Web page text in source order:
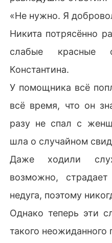
«Не нужно. Я
Никита потрясённо
слабые красные
Константина.
У помощника всё
всё время, что он
разу не спал с
шла о случайном
Даже ходили
возможно,
недуга, поэтому
Однако теперь эти
такого неожиданного